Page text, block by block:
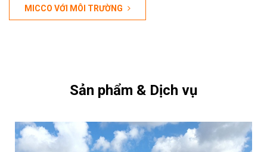
MICCO VỚI MÔI TRƯỜNG
Sản phẩm & Dịch vụ